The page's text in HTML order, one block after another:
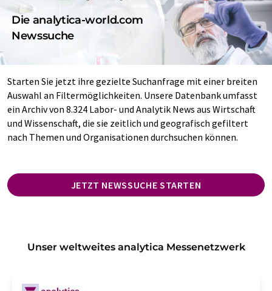
Die analytica-world.com
Newssuche
Starten Sie jetzt ihre gezielte Suchanfrage mit einer breiten
Auswahl an Filtermöglichkeiten. Unsere Datenbank umfasst
ein Archiv von 8.324 Labor- und Analytik News aus Wirtschaft
und Wissenschaft, die sie zeitlich und geografisch gefiltert
nach Themen und Organisationen durchsuchen können.
JETZT NEWSSUCHE STARTEN
Unser weltweites analytica Messenetzwerk